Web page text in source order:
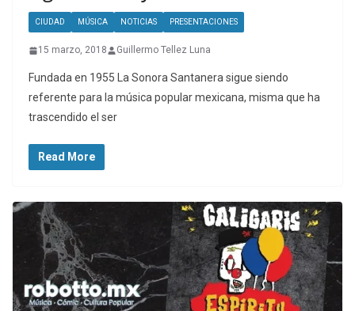
CIUDAD MÚSICA NOTICIAS PRESENTACIONES
15 marzo, 2018 Guillermo Tellez Luna
Fundada en 1955 La Sonora Santanera sigue siendo
referente para la música popular mexicana, misma que ha
trascendido el ser
Read More